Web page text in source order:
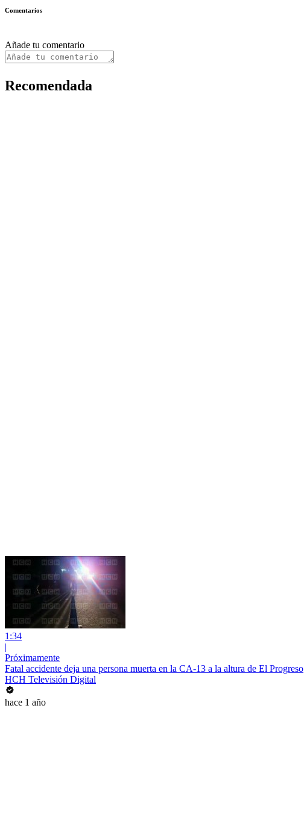
Comentarios
Añade tu comentario
Recomendada
1:34
|
Próximamente
Fatal accidente deja una persona muerta en la CA-13 a la altura de El Progreso
HCH Televisión Digital
hace 1 año